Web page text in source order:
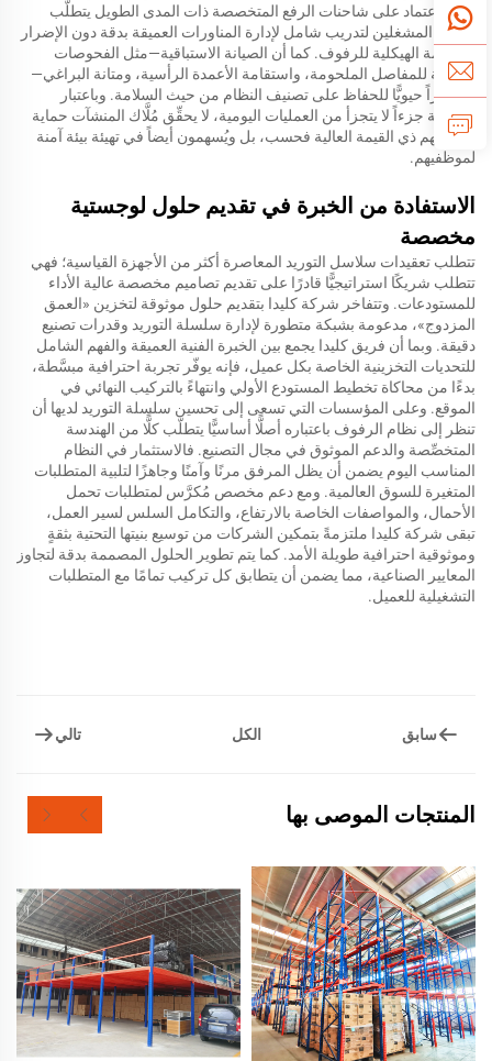
فإن الاعتماد على شاحنات الرفع المتخصصة ذات المدى الطويل يتطلَّب
خضوع المشغلين لتدريب شامل لإدارة المناورات العميقة بدقة دون الإضرار
بالسلامة الهيكلية للرفوف. كما أن الصيانة الاستباقية—مثل الفحوصات
الدورية للمفاصل الملحومة، واستقامة الأعمدة الرأسية، ومتانة البراغي—
تُعَدُّ أمراً حيويًّا للحفاظ على تصنيف النظام من حيث السلامة. وباعتبار
السلامة جزءاً لا يتجزأ من العمليات اليومية، لا يحقِّق مُلَّاك المنشآت حماية
مخزونهم ذي القيمة العالية فحسب، بل ويُسهمون أيضاً في تهيئة بيئة آمنة
لموظفيهم.
الاستفادة من الخبرة في تقديم حلول لوجستية
مخصصة
تتطلب تعقيدات سلاسل التوريد المعاصرة أكثر من الأجهزة القياسية؛ فهي
تتطلب شريكًا استراتيجيًّا قادرًا على تقديم تصاميم مخصصة عالية الأداء
للمستودعات. وتتفاخر شركة كليدا بتقديم حلول موثوقة لتخزين «العمق
المزدوج»، مدعومة بشبكة متطورة لإدارة سلسلة التوريد وقدرات تصنيع
دقيقة. وبما أن فريق كليدا يجمع بين الخبرة الفنية العميقة والفهم الشامل
للتحديات التخزينية الخاصة بكل عميل، فإنه يوفّر تجربة احترافية مبسَّطة،
بدءًا من محاكاة تخطيط المستودع الأولي وانتهاءً بالتركيب النهائي في
الموقع. وعلى المؤسسات التي تسعى إلى تحسين سلسلة التوريد لديها أن
تنظر إلى نظام الرفوف باعتباره أصلًّا أساسيًّا يتطلّب كلًّا من الهندسة
المتخصِّصة والدعم الموثوق في مجال التصنيع. فالاستثمار في النظام
المناسب اليوم يضمن أن يظل المرفق مرنًا وآمنًا وجاهزًا لتلبية المتطلبات
المتغيرة للسوق العالمية. ومع دعم مخصص مُكرَّس لمتطلبات تحمل
الأحمال، والمواصفات الخاصة بالارتفاع، والتكامل السلس لسير العمل،
تبقى شركة كليدا ملتزمةً بتمكين الشركات من توسيع بنيتها التحتية بثقةٍ
وموثوقية احترافية طويلة الأمد. كما يتم تطوير الحلول المصممة بدقة لتجاوز
المعايير الصناعية، مما يضمن أن يتطابق كل تركيب تمامًا مع المتطلبات
التشغيلية للعميل.
سابق الكل تالي
المنتجات الموصى بها